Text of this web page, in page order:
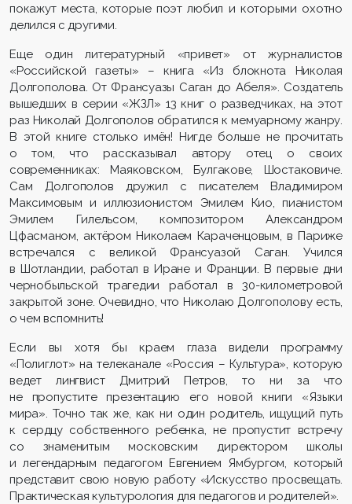
покажут места, которые поэт любил и которыми охотно
делился с другими.
Еще один литературный «привет» от журналистов
«Российской газеты» – книга «Из блокнота Николая
Долгополова. От Франсуазы Саган до Абеля». Создатель
вышедших в серии «ЖЗЛ» 13 книг о разведчиках, на этот
раз Николай Долгополов обратился к мемуарному жанру.
В этой книге столько имён! Нигде больше не прочитать
о том, что рассказывал автору отец о своих
современниках: Маяковском, Булгакове, Шостаковиче.
Сам Долгополов дружил с писателем Владимиром
Максимовым и иллюзионистом Эмилем Кио, пианистом
Эмилем Гилельсом, композитором Александром
Цфасманом, актёром Николаем Караченцовым, в Париже
встречался с великой Франсуазой Саган. Учился
в Шотландии, работал в Иране и Франции. В первые дни
чернобыльской трагедии работал в 30-километровой
закрытой зоне. Очевидно, что Николаю Долгополову есть,
о чем вспомнить!
Если вы хотя бы краем глаза видели программу
«Полиглот» на телеканале «Россия – Культура», которую
ведет лингвист Дмитрий Петров, то ни за что
не пропустите презентацию его новой книги «Языки
мира». Точно так же, как ни один родитель, ищущий путь
к сердцу собственного ребенка, не пропустит встречу
со знаменитым московским директором школы
и легендарным педагогом Евгением Ямбургом, который
представит свою новую работу «Искусство просвещать.
Практическая культурология для педагогов и родителей».